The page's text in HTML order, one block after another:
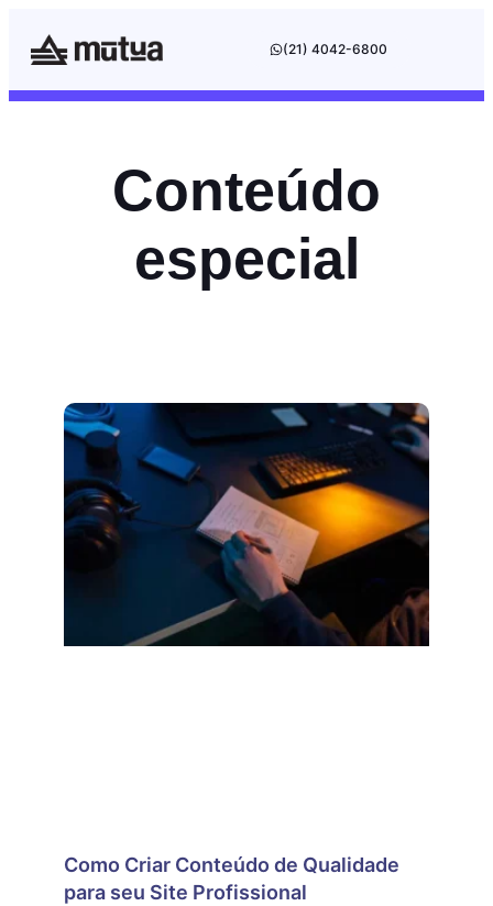
(21) 4042-6800
Conteúdo
especial
Como Criar Conteúdo de Qualidade
para seu Site Profissional